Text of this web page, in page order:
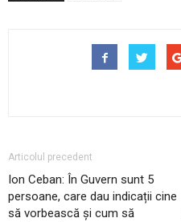
Articolul precedent
Ion Ceban: În Guvern sunt 5
persoane, care dau indicații cine
să vorbească și cum să